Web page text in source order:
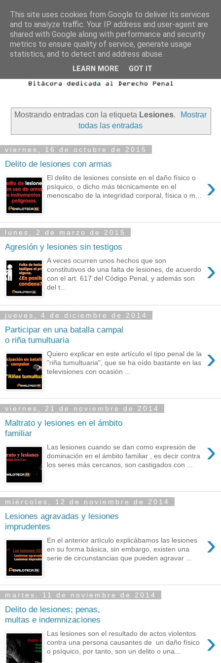
Mostrando entradas con la etiqueta Lesiones.
Mostrar
todas las entradas
viernes, 16 de octubre de 2015
Delito de lesiones con armas
›
El delito de lesiones consiste en el daño físico o
psíquico, o dicho más técnicamente en el
menoscabo de la integridad corporal, física o m...
lunes, 2 de marzo de 2015
Agresión y lesiones sin testigos
›
A veces ocurren unos hechos que son
constitutivos de una falta de lesiones, de acuerdo
con el art. 617 del Código Penal, y además son
del t...
jueves, 4 de diciembre de 2014
Participar en una batalla campal
o riña tumultuaria
›
Quiero explicar en este artículo el tipo penal de la
"riña tumultuaria", que se ha oído bastante en las
televisiones con ocasión ...
viernes, 21 de noviembre de 2014
Maltrato y lesiones en el ámbito
familiar
›
Las lesiones cuando se dan como expresión de
dominación en el ámbito familiar , es decir contra
los seres más cercanos, son castigados con ...
miércoles, 12 de noviembre de 2014
Lesiones agravadas y lesiones
imprudentes
›
En el anterior artículo explicábamos las lesiones
en su forma básica, sin embargo, existen una
serie de circunstancias que pueden agravar ...
martes, 11 de noviembre de 2014
Delito de lesiones; penas,
multas e indemnizaciones
›
Las lesiones son el resultado de actos violentos
contra una persona causantes de un daño físico
o psíquico, por tanto, son un delito o una...
This site uses cookies from Google to deliver its services
and to analyze traffic. Your IP address and user-agent are
shared with Google along with performance and security
metrics to ensure quality of service, generate usage
statistics, and to detect and address abuse.
LEARN MORE GOT IT